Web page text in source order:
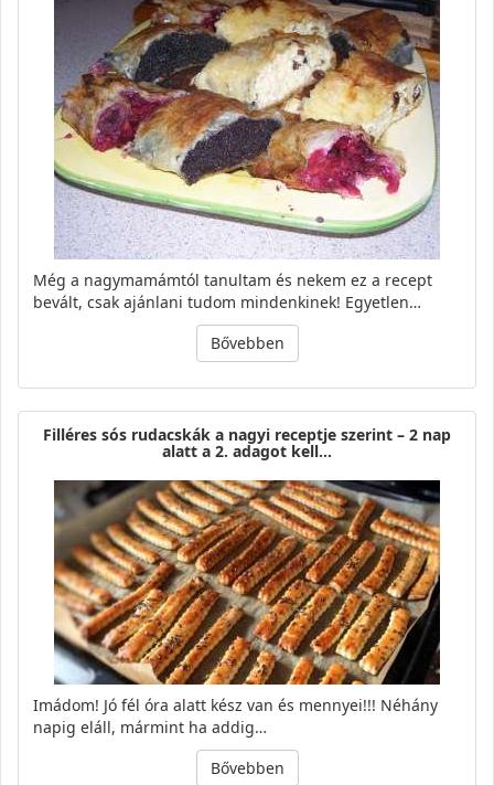
Még a nagymamámtól tanultam és nekem ez a recept
bevált, csak ajánlani tudom mindenkinek! Egyetlen…
Bővebben
Filléres sós rudacskák a nagyi receptje szerint – 2 nap
alatt a 2. adagot kell…
Imádom! Jó fél óra alatt kész van és mennyei!!! Néhány
napig eláll, mármint ha addig…
Bővebben